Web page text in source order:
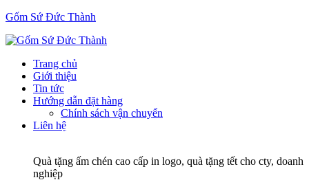
Gốm Sứ Đức Thành
Trang chủ
Giới thiệu
Tin tức
Hướng dẫn đặt hàng
Chính sách vận chuyển
Liên hệ
Quà tặng ấm chén cao cấp in logo, quà tặng tết cho cty, doanh
nghiệp